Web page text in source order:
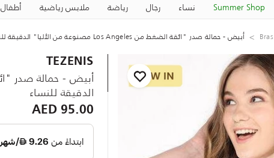
Summer Shop نساء رجال رياضة ملابس رياضية ‏أطفال
Bras أبيض - حمالة صدر "ائقة الضغط من Los Angeles مصنوعة من الأليا" الدقيقة للنساء
TEZENIS
الدقيقة للنساء
95.00 AED